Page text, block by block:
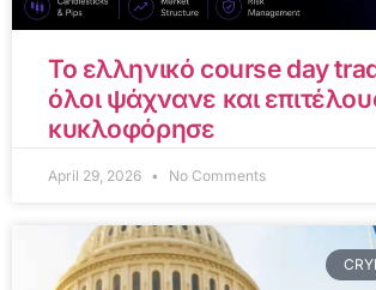
Το ελληνικό course day
όλοι ψάχνανε και
κυκλοφόρησε
April 29, 2026 No Comments